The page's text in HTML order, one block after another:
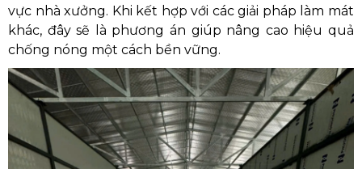
vực nhà xưởng. Khi kết hợp với các giải pháp làm mát
khác, đây sẽ là phương án giúp nâng cao hiệu quả
chống nóng một cách bền vững.